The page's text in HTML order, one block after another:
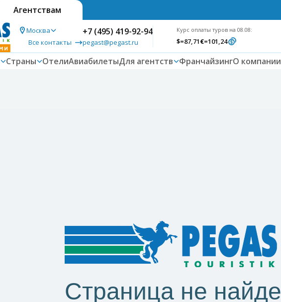
Агентствам
Москва
Все контакты
+7 (495) 419-92-94
pegast@pegast.ru
Курс оплаты туров на 08.08:
$=87,71€=101,24
Страны ОтелиАвиабилетыДля агентств ФранчайзингО компании